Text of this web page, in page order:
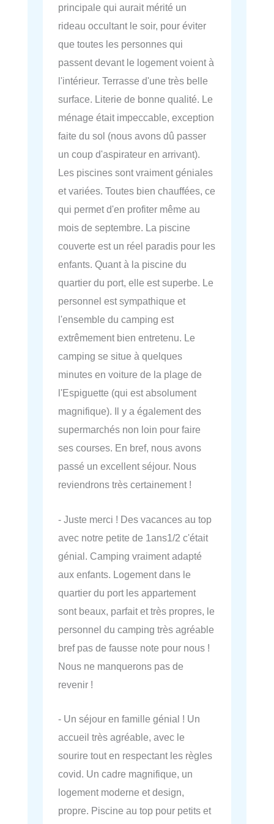
principale qui aurait mérité un
rideau occultant le soir, pour éviter
que toutes les personnes qui
passent devant le logement voient à
l'intérieur. Terrasse d'une très belle
surface. Literie de bonne qualité. Le
ménage était impeccable, exception
faite du sol (nous avons dû passer
un coup d'aspirateur en arrivant).
Les piscines sont vraiment géniales
et variées. Toutes bien chauffées, ce
qui permet d'en profiter même au
mois de septembre. La piscine
couverte est un réel paradis pour les
enfants. Quant à la piscine du
quartier du port, elle est superbe. Le
personnel est sympathique et
l'ensemble du camping est
extrêmement bien entretenu. Le
camping se situe à quelques
minutes en voiture de la plage de
l'Espiguette (qui est absolument
magnifique). Il y a également des
supermarchés non loin pour faire
ses courses. En bref, nous avons
passé un excellent séjour. Nous
reviendrons très certainement !
- Juste merci ! Des vacances au top
avec notre petite de 1ans1/2 c'était
génial. Camping vraiment adapté
aux enfants. Logement dans le
quartier du port les appartement
sont beaux, parfait et très propres, le
personnel du camping très agréable
bref pas de fausse note pour nous !
Nous ne manquerons pas de
revenir !
- Un séjour en famille génial ! Un
accueil très agréable, avec le
sourire tout en respectant les règles
covid. Un cadre magnifique, un
logement moderne et design,
propre. Piscine au top pour petits et